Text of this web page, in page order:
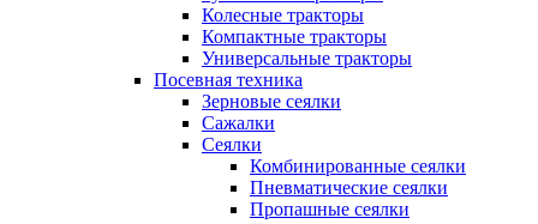
Колесные тракторы
Компактные тракторы
Универсальные тракторы
Посевная техника
Зерновые сеялки
Сажалки
Сеялки
Комбинированные сеялки
Пневматические сеялки
Пропашные сеялки